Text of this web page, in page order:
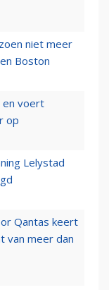
niet meer
Boston
en voert
op
Lelystad
Qantas keert
van meer dan